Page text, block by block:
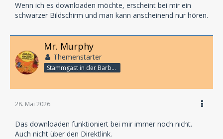
Wenn ich es downloaden möchte, erscheint bei mir ein
schwarzer Bildschirm und man kann anscheinend nur hören.
Mr. Murphy
Themenstarter
Stammgast in der Barbarabar
28. Mai 2026
Das downloaden funktioniert bei mir immer noch nicht.
Auch nicht über den Direktlink.